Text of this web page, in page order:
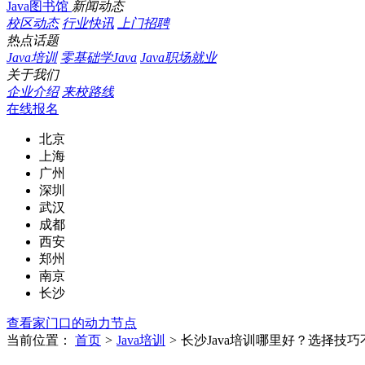
Java图书馆 新闻动态
校区动态 行业快讯
上门招聘
热点话题
Java培训 零基础学Java Java职场就业
关于我们
企业介绍 来校路线
在线报名
北京
上海
广州
深圳
武汉
成都
西安
郑州
南京
长沙
查看家门口的动力节点
当前位置：
首页 > Java培训 > 长沙Java培训哪里好？选择技巧